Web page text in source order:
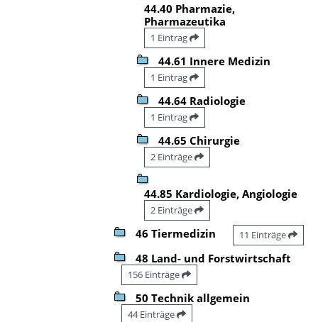
44.40 Pharmazie,
Pharmazeutika
1 Eintrag
44.61 Innere Medizin
1 Eintrag
44.64 Radiologie
1 Eintrag
44.65 Chirurgie
2 Einträge
44.85 Kardiologie, Angiologie
2 Einträge
46 Tiermedizin 11 Einträge
48 Land- und Forstwirtschaft
156 Einträge
50 Technik allgemein
44 Einträge